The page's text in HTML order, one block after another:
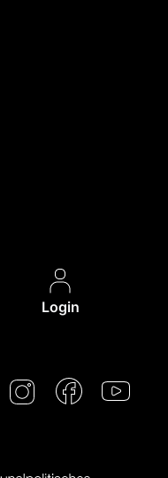
Login